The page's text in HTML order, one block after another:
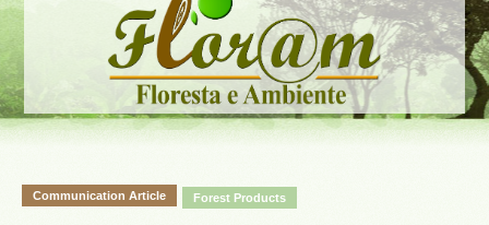
Communication Article Forest Products